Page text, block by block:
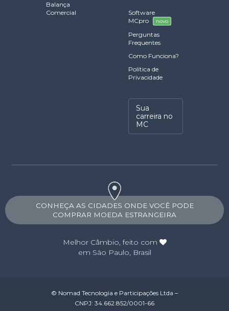
Balança
Comercial
Software
MCpro
novo
Perguntas
Frequentes
Como Funciona?
Política de
Privacidade
Sua
carreira no
MC
CONHEÇA AS CIDADES ONDE VOCÊ PODE
COMPRAR MOEDA ESTRANGEIRA
Melhor Câmbio, feito com
em São Paulo, Brasil
© Nomad Tecnologia e Participações Ltda –
CNPJ: 34.662.852/0001-66